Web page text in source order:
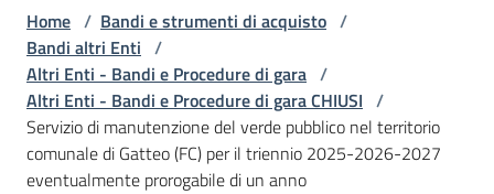
telematici
L'Agenzia
Home / Bandi e strumenti di acquisto /
Bandi altri Enti /
Altri Enti - Bandi e Procedure di gara /
Altri Enti - Bandi e Procedure di gara CHIUSI /
Servizio di manutenzione del verde pubblico nel territorio
comunale di Gatteo (FC) per il triennio 2025-2026-2027
eventualmente prorogabile di un anno